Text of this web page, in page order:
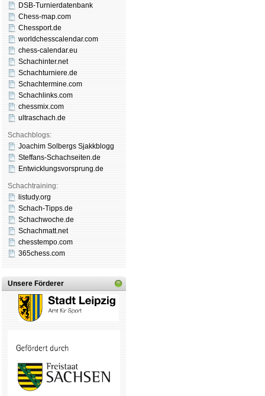
DSB-Turnierdatenbank
Chess-map.com
Chessport.de
worldchesscalendar.com
chess-calendar.eu
Schachinter.net
Schachturniere.de
Schachtermine.com
Schachlinks.com
chessmix.com
ultraschach.de
Schachblogs:
Joachim Solbergs Sjakkblogg
Steffans-Schachseiten.de
Entwicklungsvorsprung.de
Schachtraining:
listudy.org
Schach-Tipps.de
Schachwoche.de
Schachmatt.net
chesstempo.com
365chess.com
Unsere Förderer